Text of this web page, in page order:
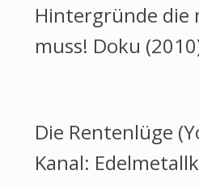
Hintergründe die
muss! Doku
Die Rentenlüge
Kanal: